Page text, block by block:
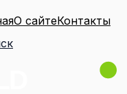
О сайтеКонтакты